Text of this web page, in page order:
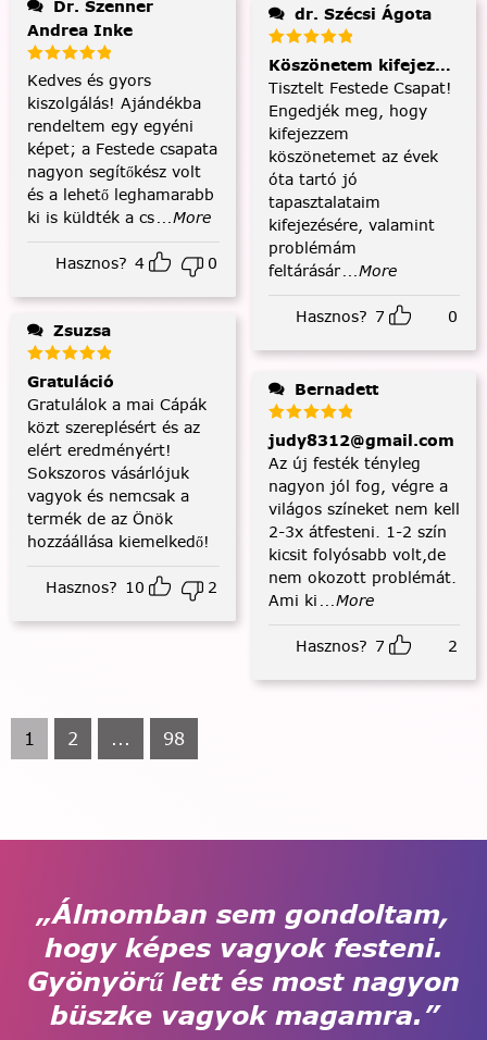
Andrea Inke
Kedves és gyors
kiszolgálás! Ajándékba
rendeltem egy egyéni
képet; a Festede csapata
nagyon segítőkész volt
és a lehető leghamarabb
ki is küldték a cs...More
Hasznos? 4 0
Zsuzsa
Gratuláció
Gratulálok a mai Cápák
közt szereplésért és az
elért eredményért!
Sokszoros vásárlójuk
vagyok és nemcsak a
termék de az Önök
hozzáállása kiemelkedő!
Hasznos? 10 2
dr. Szécsi Ágota
Köszönetem kifejezése
Tisztelt Festede Csapat!
Engedjék meg, hogy
kifejezzem
köszönetemet az évek
óta tartó jó
tapasztalataim
kifejezésére, valamint
problémám
feltárásár...More
Hasznos? 7 0
Bernadett
judy8312@gmail.com
Az új festék tényleg
nagyon jól fog, végre a
világos színeket nem kell
2-3x átfesteni. 1-2 szín
kicsit folyósabb volt,de
nem okozott problémát.
Ami ki ...More
Hasznos? 7 2
1 2 ... 98
„Álmomban sem gondoltam,
hogy képes vagyok festeni.
Gyönyörű lett és most nagyon
büszke vagyok magamra.”